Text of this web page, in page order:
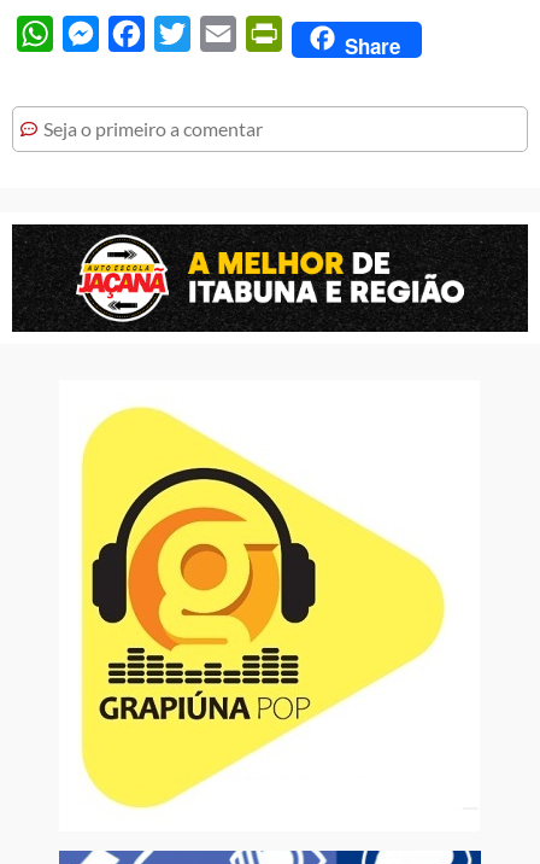
WhatsAppMessengerFacebook
Twitter Email PrintFriendly
Share
Seja o primeiro a comentar